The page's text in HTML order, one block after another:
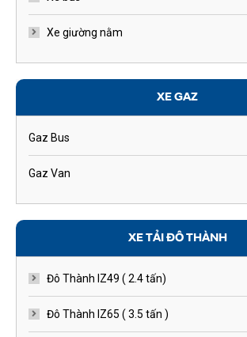
Xe giường nằm
XE GAZ
Gaz Bus
Gaz Van
XE TẢI ĐÔ THÀNH
Đô Thành IZ49 ( 2.4 tấn)
Đô Thành IZ65 ( 3.5 tấn )